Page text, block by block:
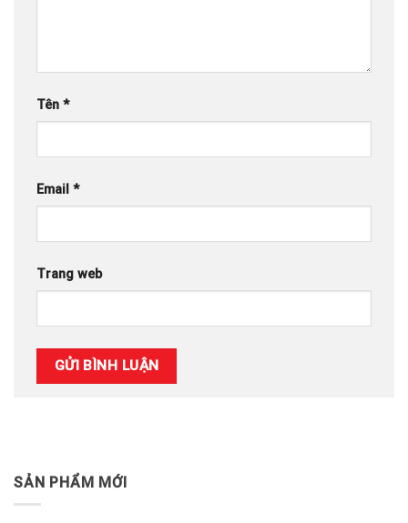
Tên *
Email *
Trang web
SẢN PHẨM MỚI